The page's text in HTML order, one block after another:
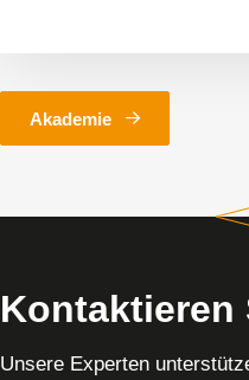
Akademie
Kontaktieren
Unsere Experten